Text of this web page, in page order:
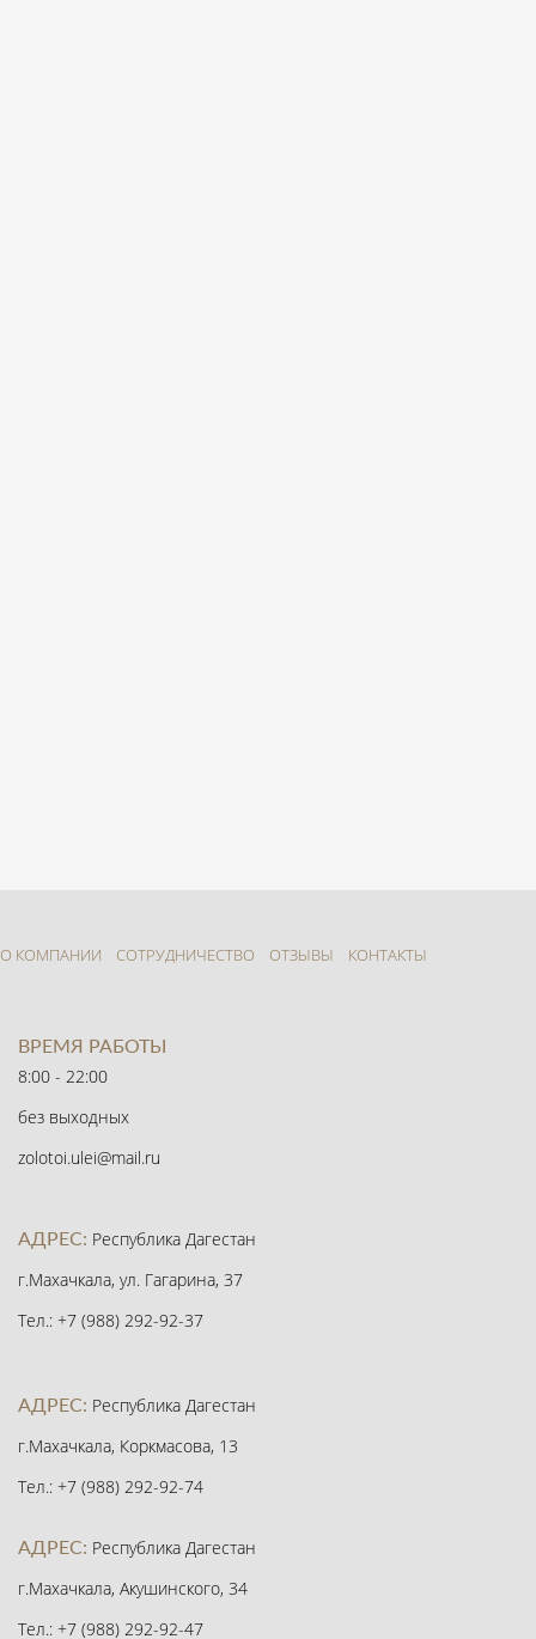
О КОМПАНИИ СОТРУДНИЧЕСТВО ОТЗЫВЫ КОНТАКТЫ
ВРЕМЯ РАБОТЫ
8:00 - 22:00
без выходных
zolotoi.ulei@mail.ru
АДРЕС: Республика Дагестан
г.Махачкала, ул. Гагарина, 37
Тел.: +7 (988) 292-92-37
АДРЕС: Республика Дагестан
г.Махачкала, Коркмасова, 13
Тел.: +7 (988) 292-92-74
АДРЕС: Республика Дагестан
г.Махачкала, Акушинского, 34
Тел.: +7 (988) 292-92-47